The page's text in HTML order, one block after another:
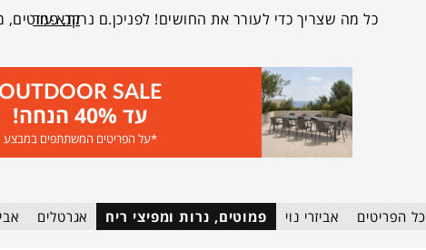
כל מה שצריך כדי לעורר את החושים! לפניכן.ם נרות, פמוטים,
קרא עוד
SALE
עד 40% הנחה!
*על הפריטים המשתתפים במבצע
כל הפריטים אביזרי נוי פמוטים, נרות ומפיצי ריח אגרטלים